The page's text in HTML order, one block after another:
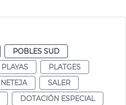
POBLES SUD
PLAYAS
PLATGES
NETEJA
SALER
DOTACIÓN ESPECIAL